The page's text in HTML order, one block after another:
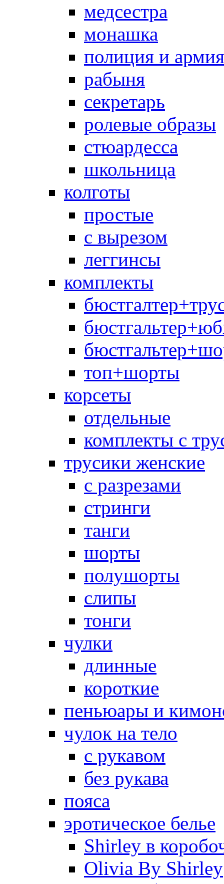
медсестра
монашка
полиция и армия
рабыня
секретарь
ролевые образы
стюардесса
школьница
колготы
простые
с вырезом
леггинсы
комплекты
топ+шорты
корсеты
отдельные
комплекты с
трусики женские
с разрезами
стринги
танги
шорты
полушорты
слипы
тонги
чулки
длинные
короткие
пеньюары и
чулок на тело
с рукавом
без рукава
пояса
эротическое белье
Shirley в
Olivia By Shirley